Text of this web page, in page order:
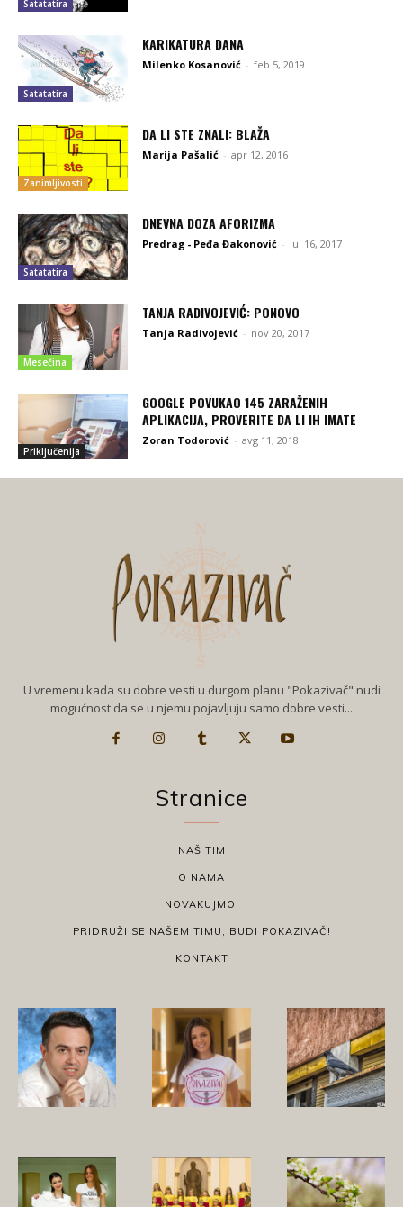
Satatatira
Satatatira
KARIKATURA DANA
Milenko Kosanović - feb 5, 2019
Zanimljivosti
DA LI STE ZNALI: BLAŽA
Marija Pašalić - apr 12, 2016
Satatatira
DNEVNA DOZA AFORIZMA
Predrag - Peđa Đakonović - jul 16, 2017
Mesečina
TANJA RADIVOJEVIĆ: PONOVO
Tanja Radivojević - nov 20, 2017
Priključenija
GOOGLE POVUKAO 145 ZARAŽENIH
APLIKACIJA, PROVERITE DA LI IH IMATE
Zoran Todorović - avg 11, 2018
U vremenu kada su dobre vesti u durgom planu "Pokazivač" nudi
mogućnost da se u njemu pojavljuju samo dobre vesti...
Stranice
NAŠ TIM
O NAMA
NOVAKUJMO!
PRIDRUŽI SE NAŠEM TIMU, BUDI POKAZIVAČ!
KONTAKT